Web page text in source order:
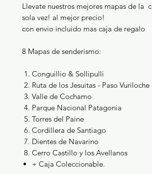
Llevate nuestros mejores mapas de la
sola vez! al mejor precio!
con envio incluido mas caja de regalo
8 Mapas de senderismo:
Conguillio & Sollipulli
Ruta de los Jesuitas - Paso Vuriloche
Valle de Cochamo
Parque Nacional Patagonia
Torres del Paine
Cordillera de Santiago
Dientes de Navarino
Cerro Castillo y los Avellanos
+ Caja Coleccionable.